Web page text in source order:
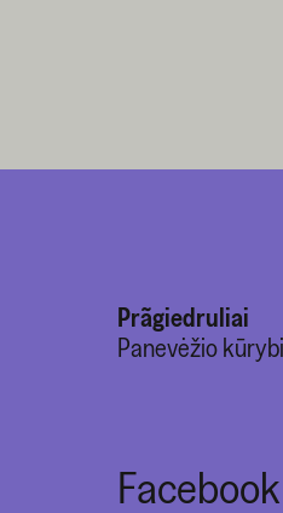
Prãgiedruliai
Panevėžio
Facebook